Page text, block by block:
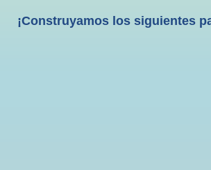
¡Construyamos los siguientes